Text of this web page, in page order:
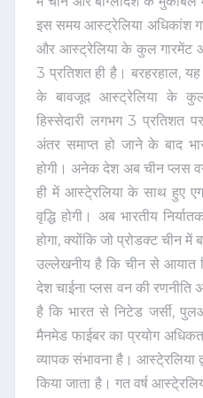
इस समय आस्ट्रेलिया अधिकांश
और आस्ट्रेलिया के कुल गारमेंट
3 प्रतिशत ही है। बरहरहाल,
के बावजूद आस्ट्रेलिया के
हिस्सेदारी लगभग 3 प्रतिशत
अंतर समाप्त हो जाने के बाद
होगी। अनेक देश अब चीन प्लस
ही में आस्टे्रलिया के साथ हुए
वृद्धि होगी। अब भारतीय
होगा, क्योंकि जो प्रोडक्ट चीन
उल्लेखनीय है कि चीन से आयात
देश चाईना प्लस वन की रणनीति
है कि भारत से निटेड जर्सी,
मैनमेड फाईबर का प्रयोग
व्यापक संभावना है। आस्टे्रलिया
किया जाता है। गत वर्ष